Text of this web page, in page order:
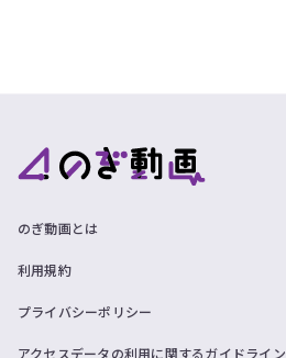
のぎ動画とは
利用規約
プライバシーポリシー
アクセスデータの利用に関するガイドライン